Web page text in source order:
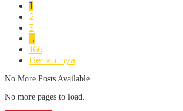
1
2
3
…
166
Berikutnya
No More Posts Available.
No more pages to load.